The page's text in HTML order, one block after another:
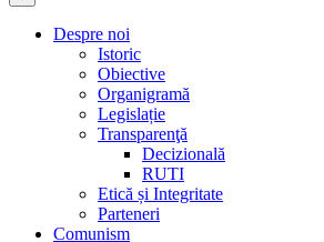
Despre noi
Istoric
Obiective
Organigramă
Legislație
Transparenţă
Decizională
RUTI
Etică și Integritate
Parteneri
Comunism